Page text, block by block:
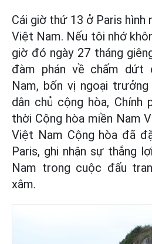
Cái giờ thứ 13 ở Paris hình
Việt Nam. Nếu tôi nhớ
giờ đó ngày 27 tháng
đàm phán về chấm dứt
Nam, bốn vị ngoại
dân chủ cộng hòa, Chính
thời Cộng hòa miền Nam
Việt Nam Cộng hòa đã
Paris, ghi nhận sự thắng
Nam trong cuộc đấu
xâm.